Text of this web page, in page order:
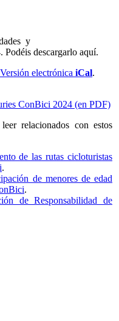
y
Podéis descargarlo aquí.
electrónica iCal.
ConBici 2024 (en PDF)
relacionados con estos
de las rutas cicloturistas
.
de menores de edad
.
de Responsabilidad de